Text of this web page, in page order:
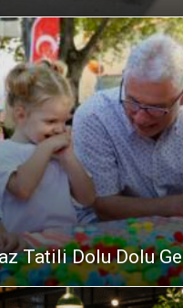
Tatili Dolu Dolu